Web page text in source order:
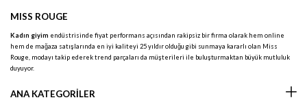
MISS ROUGE
Kadın giyim endüstrisinde fiyat performans açısından rakipsiz bir firma olarak hem online
hem de mağaza satışlarında en iyi kaliteyi 25 yıldır olduğu gibi sunmaya kararlı olan Miss
Rouge, modayı takip ederek trend parçaları da müşterileri ile buluşturmaktan büyük mutluluk
duyuyor.
ANA KATEGORİLER